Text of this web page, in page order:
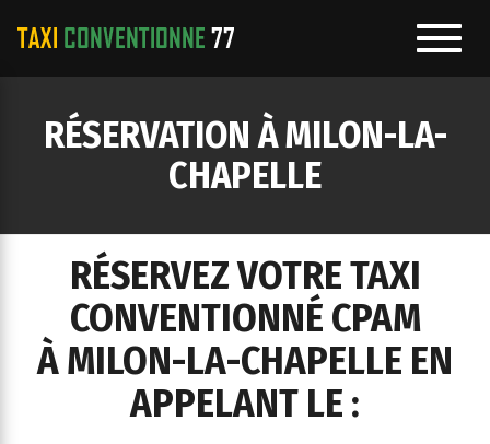
RÉSERVATION À MILON-LA-
CHAPELLE
RÉSERVEZ VOTRE TAXI
CONVENTIONNÉ CPAM
À MILON-LA-CHAPELLE EN
APPELANT LE :